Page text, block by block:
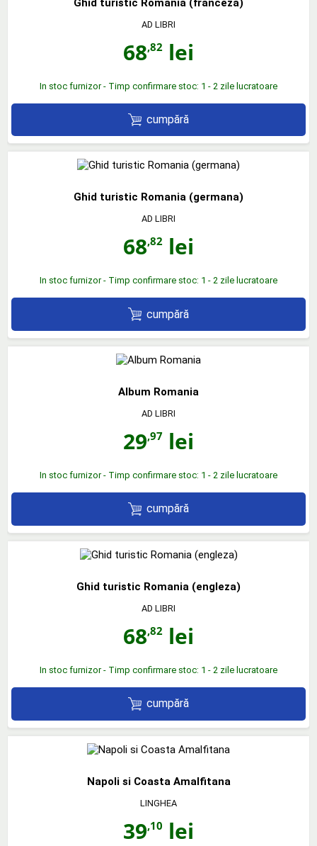
AD LIBRI
68,82 lei
In stoc furnizor - Timp confirmare stoc: 1 - 2 zile lucratoare
cumpără
Ghid turistic Romania (germana)
AD LIBRI
68,82 lei
In stoc furnizor - Timp confirmare stoc: 1 - 2 zile lucratoare
cumpără
Album Romania
AD LIBRI
29,97 lei
In stoc furnizor - Timp confirmare stoc: 1 - 2 zile lucratoare
cumpără
Ghid turistic Romania (engleza)
AD LIBRI
68,82 lei
In stoc furnizor - Timp confirmare stoc: 1 - 2 zile lucratoare
cumpără
Napoli si Coasta Amalfitana
LINGHEA
39,10 lei